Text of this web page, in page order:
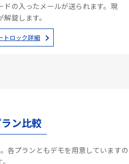
ドの入ったメールが送られます。現
錠します。
トロック詳細
ン比較
各プランともデモを用意していますの